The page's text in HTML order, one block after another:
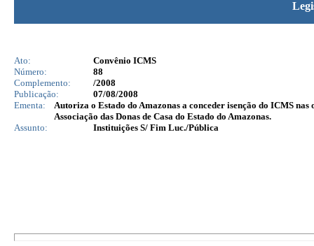
Ato:
Convênio ICMS
Número:
88
Complemento:
/2008
Publicação:
07/08/2008
Ementa:
Autoriza o Estado do Amazonas a conceder isenção do ICMS
Associação das Donas de Casa do Estado do Amazonas.
Assunto:
Instituições S/ Fim Luc./Pública